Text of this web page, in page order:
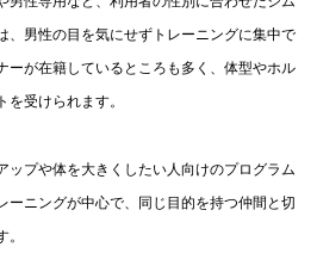
、男性の目を気にせずトレーニングに集中で
ーが在籍しているところも多く、体型やホル
受けられます。
ップや体を大きくしたい人向けのプログラム
ーニングが中心で、同じ目的を持つ仲間と切